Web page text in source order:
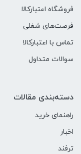
فروشگاه اعتبارکالا
فرصت‌های شغلی
تماس با اعتبارکالا
سوالات متداول
دسته‌بندی مقالات
راهنمای خرید
اخبار
ترفند